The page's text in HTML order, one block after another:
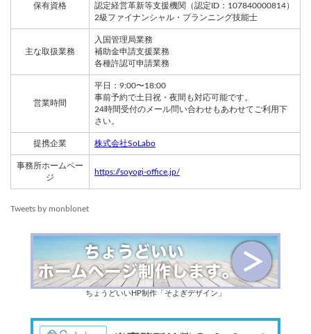
保有資格
認定経営革新等支援機関（認定ID：107840000814）
2級ファイナンシャル・プランニング技能士
主な取扱業務
入国管理局業務
補助金申請支援業務
各種許認可申請業務
営業時間
平日：9:00〜18:00
事前予約で土日祝・夜間も対応可能です。
24時間受付のメール問い合わせもあわせてご利用下
さい。
提携企業 株式会社SoLabo
事務所ホームペー
ジ
https://soyogi-office.jp/
Tweets by monblonet
ちょうどいいHP制作「そよぎデザイン」